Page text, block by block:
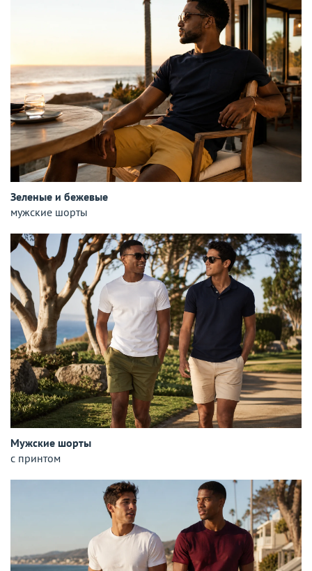
Зеленые и бежевые
мужские шорты
Мужские шорты
с принтом